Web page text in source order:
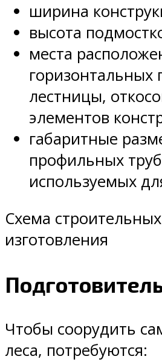
ширина
высота
места
горизонтальных
лестницы,
элементов
габаритные
профильных
используемых
Схема
изготовления
Чтобы соорудить
леса, потребуются: